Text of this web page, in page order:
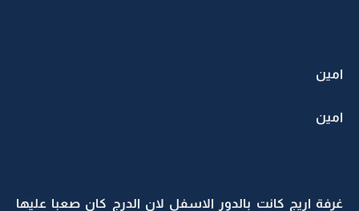
امين
امين
غرفة اريج كانت بالدور الاسفل لان الدرج كان صعبا عليها